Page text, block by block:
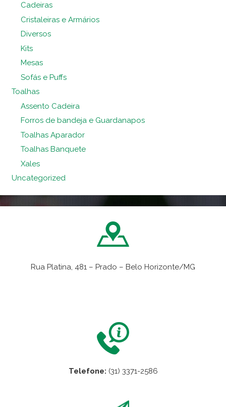
Cadeiras
Cristaleiras e Armários
Diversos
Kits
Mesas
Sofás e Puffs
Toalhas
Assento Cadeira
Forros de bandeja e Guardanapos
Toalhas Aparador
Toalhas Banquete
Xales
Uncategorized
Rua Platina, 481 – Prado – Belo Horizonte/MG
Telefone: (31) 3371-2586